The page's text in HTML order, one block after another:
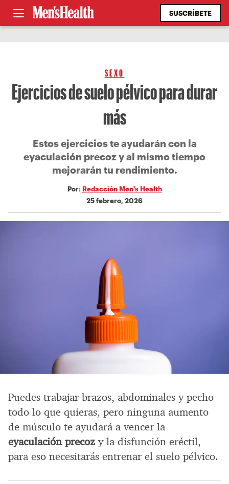
SUSCRÍBETE
SEXO
Ejercicios de suelo pélvico para durar
más
Estos ejercicios te ayudarán con la
eyaculación precoz y al mismo tiempo
mejorarán tu rendimiento.
Por: Redacción Men's Health
25 febrero, 2026
Puedes trabajar brazos, abdominales y pecho
todo lo que quieras, pero ninguna aumento
de músculo te ayudará a vencer la
eyaculación precoz y la disfunción eréctil,
para eso necesitarás entrenar el suelo pélvico.